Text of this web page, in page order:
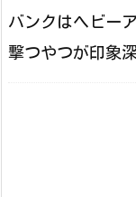
バンクはヘビー
撃つやつが印象